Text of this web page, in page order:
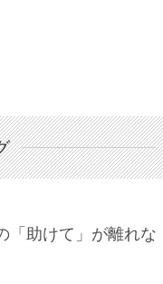
「助けて」が離れな